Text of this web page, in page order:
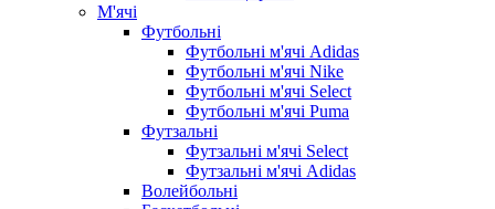
М'ячі
Футбольні
Футбольні м'ячі Adidas
Футбольні м'ячі Nike
Футбольні м'ячі Select
Футбольні м'ячі Puma
Футзальні
Футзальні м'ячі Select
Футзальні м'ячі Adidas
Волейбольні